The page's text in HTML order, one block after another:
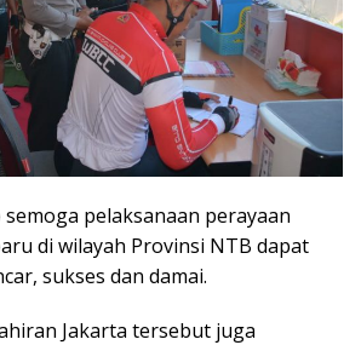
pelaksanaan perayaan
di wilayah Provinsi NTB dapat
sukses dan damai.
Jakarta tersebut juga